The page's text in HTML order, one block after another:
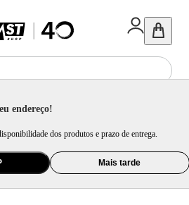
endereço!
dos produtos e prazo de entrega.
Mais tarde